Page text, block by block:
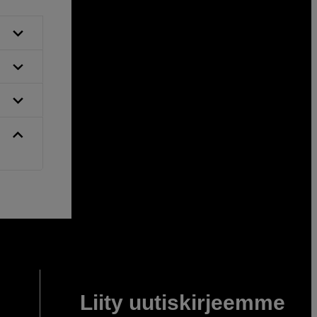
Liity uutiskirjeemme